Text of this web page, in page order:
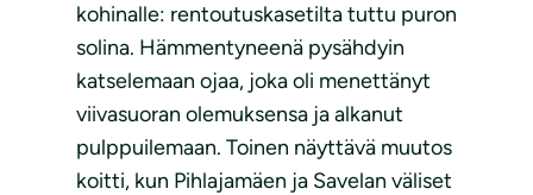
kohinalle: rentoutuskasetilta tuttu puron
solina. Hämmentyneenä pysähdyin
katselemaan ojaa, joka oli menettänyt
viivasuoran olemuksensa ja alkanut
pulppuilemaan. Toinen näyttävä muutos
koitti, kun Pihlajamäen ja Savelan väliset